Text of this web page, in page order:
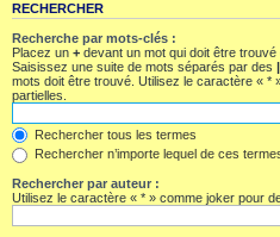
RECHERCHER
Recherche par mots-clés :
Placez un + devant un mot qui doit être trouvé
Saisissez une suite de mots séparés par des |
mots doit être trouvé. Utilisez le caractère « *
partielles.
Rechercher tous les termes
Rechercher n’importe lequel de ces
Rechercher par auteur :
Utilisez le caractère « * » comme joker pour